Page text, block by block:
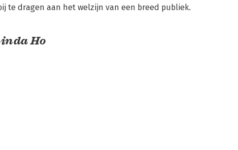
te dragen aan het welzijn van een breed publiek.
Ho